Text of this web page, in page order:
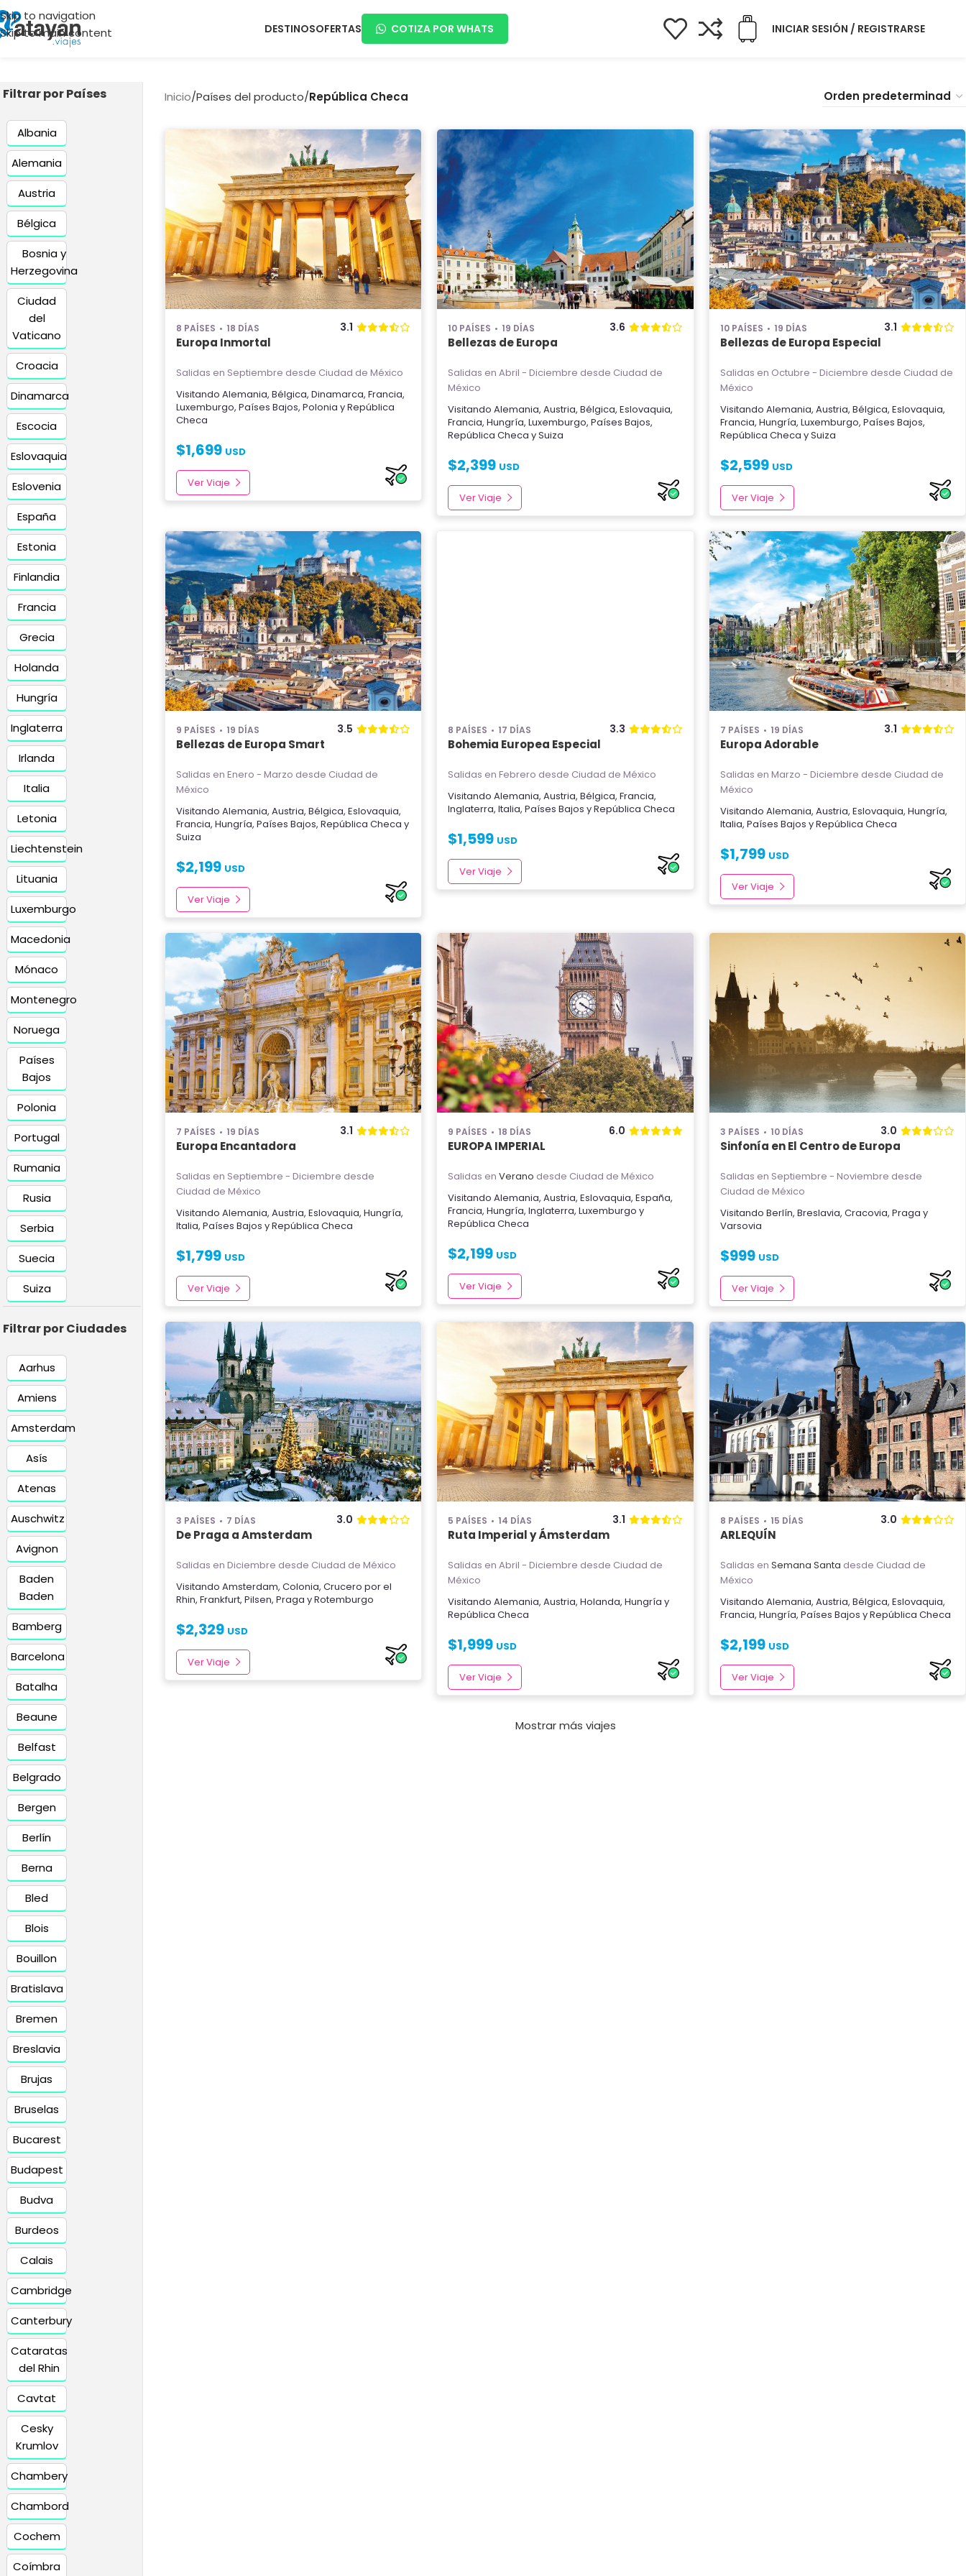
Skip to navigation
Skip to main content
DESTINOSOFERTAS COTIZA POR WHATS INICIAR SESIÓN / REGISTRARSE
Filtrar por Países
Albania
Alemania
Austria
Bélgica
Bosnia y
Herzegovina
Ciudad
del
Vaticano
Croacia
Dinamarca
Escocia
Eslovaquia
Eslovenia
España
Estonia
Finlandia
Francia
Grecia
Holanda
Hungría
Inglaterra
Irlanda
Italia
Letonia
Liechtenstein
Lituania
Luxemburgo
Macedonia
Mónaco
Montenegro
Noruega
Países
Bajos
Polonia
Portugal
Rumania
Rusia
Serbia
Suecia
Suiza
Filtrar por Ciudades
Aarhus
Amiens
Amsterdam
Asís
Atenas
Auschwitz
Avignon
Baden
Baden
Bamberg
Barcelona
Batalha
Beaune
Belfast
Belgrado
Bergen
Berlín
Berna
Bled
Blois
Bouillon
Bratislava
Bremen
Breslavia
Brujas
Bruselas
Bucarest
Budapest
Budva
Burdeos
Calais
Cambridge
Canterbury
Cataratas
del Rhin
Cavtat
Cesky
Krumlov
Chambery
Chambord
Cochem
Coímbra
Inicio/Países del producto/República Checa
8 PAÍSES 18 DÍAS 3.1
Europa Inmortal
Salidas en Septiembre desde Ciudad de México
Visitando Alemania, Bélgica, Dinamarca, Francia,
Luxemburgo, Países Bajos, Polonia yRepública
Checa
$1,699 USD
Ver Viaje
10 PAÍSES 19 DÍAS 3.6
Bellezas de Europa
Salidas en Abril - Diciembre desde Ciudad de
México
VisitandoAlemania,Austria,Bélgica,Eslovaquia,
Francia,Hungría,Luxemburgo,Países Bajos,
República Checa ySuiza
$2,399 USD
Ver Viaje
10 PAÍSES 19 DÍAS 3.1
Bellezas de Europa Especial
Salidas en Octubre - Diciembre desde Ciudad de
México
Visitando Alemania, Austria, Bélgica, Eslovaquia,
Francia, Hungría, Luxemburgo, Países Bajos,
República Checa ySuiza
$2,599 USD
Ver Viaje
9 PAÍSES 19 DÍAS 3.5
Bellezas de Europa Smart
Salidas en Enero - Marzo desde Ciudad de
México
Visitando Alemania, Austria, Bélgica, Eslovaquia,
Francia, Hungría, Países Bajos, República Checa y
Suiza
$2,199 USD
Ver Viaje
8 PAÍSES 17 DÍAS 3.3
Bohemia Europea Especial
Salidas en Febrero desde Ciudad de México
VisitandoAlemania,Austria,Bélgica,Francia,
Inglaterra,Italia,Países Bajos yRepública Checa
$1,599 USD
Ver Viaje
7 PAÍSES 19 DÍAS 3.1
Europa Adorable
Salidas en Marzo - Diciembre desde Ciudad de
México
Visitando Alemania, Austria, Eslovaquia, Hungría,
Italia, Países Bajos yRepública Checa
$1,799 USD
Ver Viaje
7 PAÍSES 19 DÍAS 3.1
Europa Encantadora
Salidas en Septiembre - Diciembre desde
Ciudad de México
Visitando Alemania, Austria, Eslovaquia, Hungría,
Italia, Países Bajos yRepública Checa
$1,799 USD
Ver Viaje
9 PAÍSES 18 DÍAS 6.0
EUROPA IMPERIAL
Salidas enVerano desde Ciudad de México
VisitandoAlemania,Austria,Eslovaquia,España,
Francia,Hungría,Inglaterra,Luxemburgo y
República Checa
$2,199 USD
Ver Viaje
3 PAÍSES 10 DÍAS 3.0
Sinfonía en El Centro de Europa
Salidas en Septiembre - Noviembre desde
Ciudad de México
Visitando Berlín, Breslavia, Cracovia, Praga y
Varsovia
$999 USD
Ver Viaje
3 PAÍSES 7 DÍAS 3.0
De Praga a Amsterdam
Salidas en Diciembre desde Ciudad de México
Visitando Amsterdam, Colonia, Crucero por el
Rhin, Frankfurt, Pilsen, Praga yRotemburgo
$2,329 USD
Ver Viaje
5 PAÍSES 14 DÍAS 3.1
Ruta Imperial y Ámsterdam
Salidas en Abril - Diciembre desde Ciudad de
México
VisitandoAlemania,Austria,Holanda,Hungría y
República Checa
$1,999 USD
Ver Viaje
8 PAÍSES 15 DÍAS 3.0
ARLEQUÍN
Salidas en Semana Santa desde Ciudad de
México
Visitando Alemania, Austria, Bélgica, Eslovaquia,
Francia, Hungría, Países Bajos yRepública Checa
$2,199 USD
Ver Viaje
Mostrar más viajes